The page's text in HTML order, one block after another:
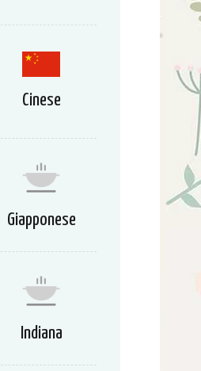
Cinese
Giapponese
Indiana